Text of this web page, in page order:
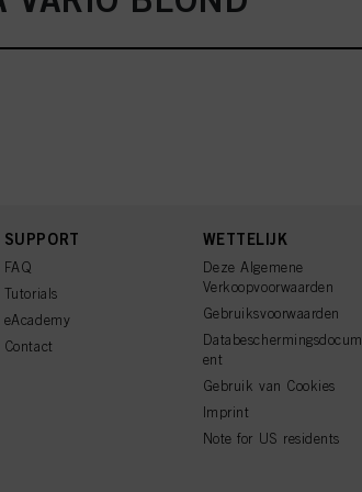
SUPPORT
FAQ
Tutorials
eAcademy
Contact
WETTELIJK
Deze Algemene
Verkoopvoorwaarden
Gebruiksvoorwaarden
Databeschermingsdocum
ent
Gebruik van Cookies
Imprint
Note for US residents